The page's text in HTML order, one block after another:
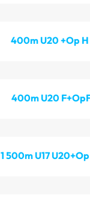
400m U20 +Op H
400m U20
1 500m U17